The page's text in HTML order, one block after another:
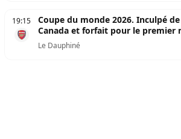
19:15
Coupe du monde 2026. Inculpé
Canada et forfait pour le premier
Le Dauphiné